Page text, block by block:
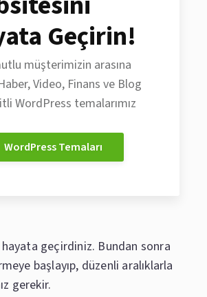
Geçirin!
müşterimizin arasına
Video, Finans ve Blog
WordPress temalarımız
WordPress Temaları
geçirdiniz. Bundan sonra
başlayıp, düzenli aralıklarla
gerekir.